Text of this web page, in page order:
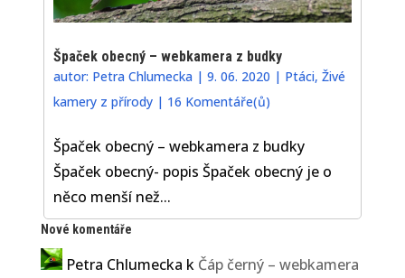
Špaček obecný – webkamera z budky
autor: Petra Chlumecka |9. 06. 2020 | Ptáci,Živé
kamery z přírody | 16 Komentáře(ů)
Špaček obecný – webkamera z budky
Špaček obecný- popis Špaček obecný je o
něco menší než...
Nové komentáře
Petra Chlumecka k Čáp černý – webkamera